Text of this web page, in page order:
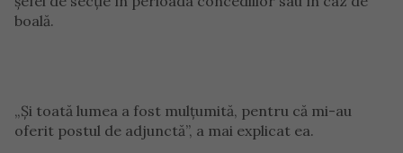
boală.
„Și toată lumea a fost mulțumită, pentru că mi-au
oferit postul de adjunctă”, a mai explicat ea.